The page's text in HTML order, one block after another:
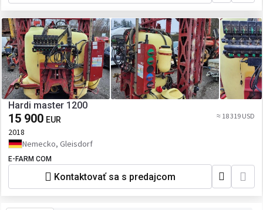
Hardi master 1200
15 900 EUR ≈ 18 319 USD
2018
Nemecko, Gleisdorf
E-FARM COM
Kontaktovať sa s predajcom